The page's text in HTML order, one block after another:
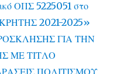
ΟΠΣ 5225051 στο
2021-2025»
ΓΙΑ ΤΗΝ
ΜΕ ΤΙΤΛΟ
ΠΟΛΙΤΙΣΜΟΥ